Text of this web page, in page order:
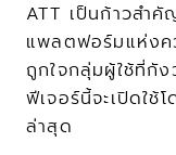
ATT เป็นก้าวสำ
แพลตฟอร์มแห่งค
ถูกใจกลุ่มผู้ใช้ที่กั
ฟีเจอร์นี้จะเปิดใ
ล่าสุด